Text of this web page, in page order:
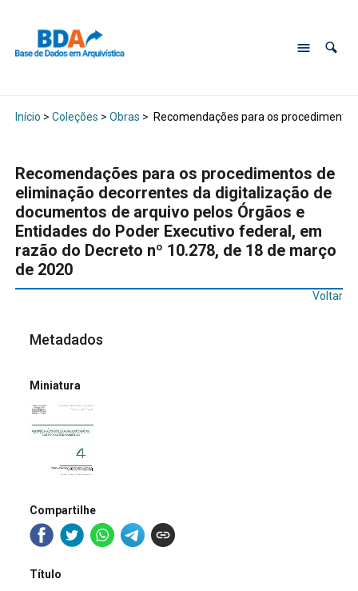
Início > Coleções > Obras > Recomendações para os
Recomendações para os procedimentos de
eliminação decorrentes da digitalização de
documentos de arquivo pelos Órgãos e
Entidades do Poder Executivo federal, em
razão do Decreto nº 10.278, de 18 de março
de 2020
Voltar
Metadados
Miniatura
Compartilhe
Título